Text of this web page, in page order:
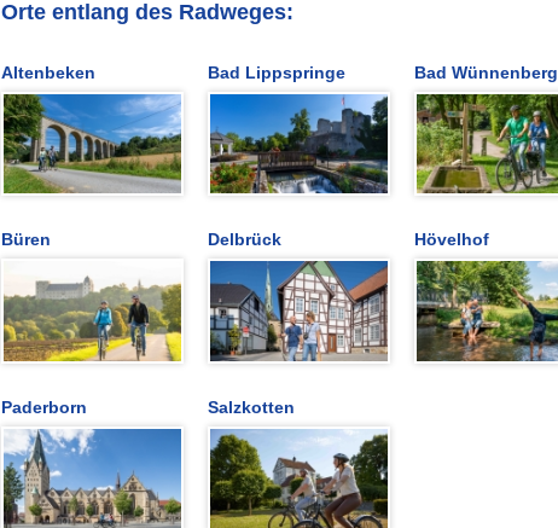
Orte entlang des Radweges:
Altenbeken Bad Lippspringe Bad Wünnenberg
Büren Delbrück Hövelhof
Paderborn Salzkotten